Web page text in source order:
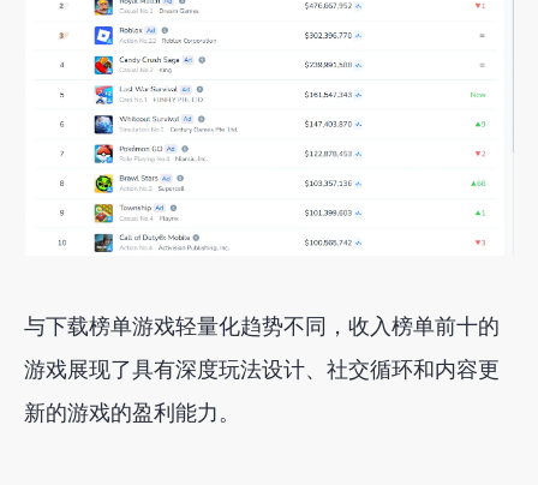
与下载榜单游戏轻量化趋势不同，收入榜单前十的
游戏展现了具有深度玩法设计、社交循环和内容更
新的游戏的盈利能力。